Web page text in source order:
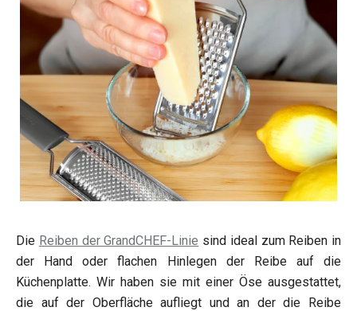
Die Reiben der GrandCHEF-Linie sind ideal zum Reiben in
der Hand oder flachen Hinlegen der Reibe auf die
Küchenplatte. Wir haben sie mit einer Öse ausgestattet,
die auf der Oberfläche aufliegt und an der die Reibe